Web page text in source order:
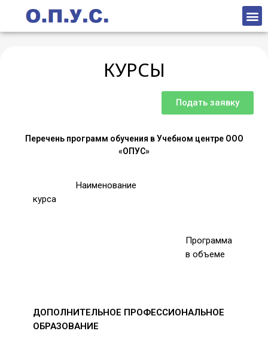
КУРСЫ
Подать заявку
Перечень программ обучения в Учебном центре ООО
«ОПУС»
Наименование
курса
Программа
в объеме
ДОПОЛНИТЕЛЬНОЕ ПРОФЕССИОНАЛЬНОЕ
ОБРАЗОВАНИЕ